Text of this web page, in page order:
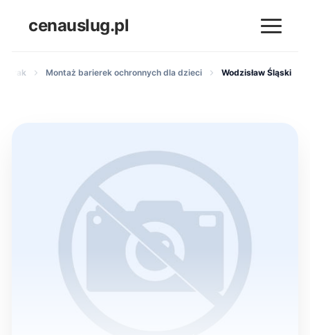
cenauslug.pl
Brak Montaż barierek ochronnych dla dzieci Wodzisław Śląski